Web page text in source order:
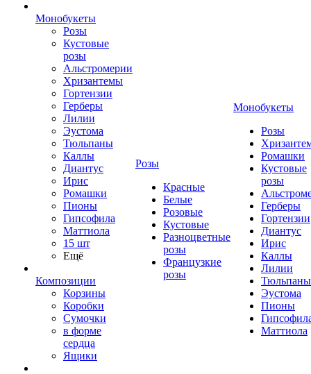
Монобукеты
Розы
Кустовые
розы
Альстромерии
Хризантемы
Гортензии
Герберы
Лилии
Эустома
Тюльпаны
Каллы
Диантус
Ирис
Ромашки
Пионы
Гипсофила
Маттиола
15 шт
Ещё
Композиции
Корзины
Коробки
Сумочки
в форме
сердца
Ящики
Розы
Красные
Белые
Розовые
Кустовые
Разноцветные
розы
Французкие
розы
Монобукеты
Розы
Ромашки
Кустовые
розы
Герберы
Гортензии
Диантус
Ирис
Каллы
Лилии
Тюльпаны
Эустома
Пионы
Маттиола